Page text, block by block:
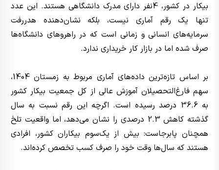
بیکار در کشور، 4نفر دارای مدرک دانشگاهی هستند. این عدد
تنها یک رقم آماری نیست، بلکه نشان‌دهنده هدررفت
سرمایه‌های انسانی و زمانی است که در راهروهای دانشگاه‌ها
صرف شده اما در بازار کار خریداری ندارد.
بر اساس تازه‌ترین داده‌های آماری مربوط به زمستان 1404،
سهم فارغ‌التحصیلان آموزش عالی از کل جمعیت بیکار کشور
به 36.6 درصد رسیده است. اگرچه این رقم نسبت به سال
گذشته کاهش 2.3 درصدی را نشان می‌دهد، اما واقعیت تلخ
همچنان پابرجاست: بیش از یک‌سوم بیکاران کشور، افرادی
هستند که سال‌ها وقت خود را صرف کسب تخصص کرده‌اند.